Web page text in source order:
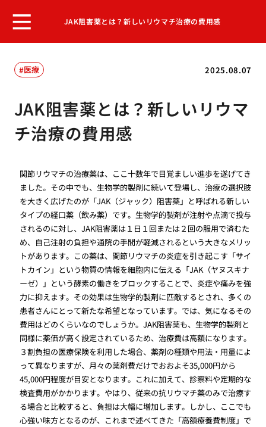
JAK阻害薬とは？新しいリウマチ治療の費用感
2025.08.07
医療
JAK阻害薬とは？新しいリウマ
チ治療の費用感
関節リウマチの治療薬は、ここ十数年で目覚ましい進歩を遂げてき
ました。その中でも、生物学的製剤に続いて登場し、治療の選択肢
を大きく広げたのが「JAK（ジャック）阻害薬」と呼ばれる新しい
タイプの経口薬（飲み薬）です。生物学的製剤が注射や点滴で投与
されるのに対し、JAK阻害薬は１日１回または２回の服用で済むた
め、自己注射の負担や通院の手間が軽減されるという大きなメリッ
トがあります。この薬は、関節リウマチの炎症を引き起こす「サイ
トカイン」という物質の情報を細胞内に伝える「JAK（ヤヌスキナ
ーゼ）」という酵素の働きをブロックすることで、炎症や痛みを強
力に抑えます。その効果は生物学的製剤に匹敵するとされ、多くの
患者さんにとって新たな希望となっています。では、気になるその
費用はどのくらいなのでしょうか。JAK阻害薬も、生物学的製剤と
同様に薬価が高く設定されているため、治療費は高額になります。
３割負担の医療保険を利用した場合、薬剤の種類や用法・用量によ
って異なりますが、月々の薬剤費だけでおおよそ35,000円から
45,000円程度が目安となります。これに加えて、診察料や定期的な
検査費用がかかります。やはり、従来の抗リウマチ薬のみで治療す
る場合と比較すると、負担は大幅に増加します。しかし、ここでも
心強い味方となるのが、これまで述べてきた「高額療養費制度」で